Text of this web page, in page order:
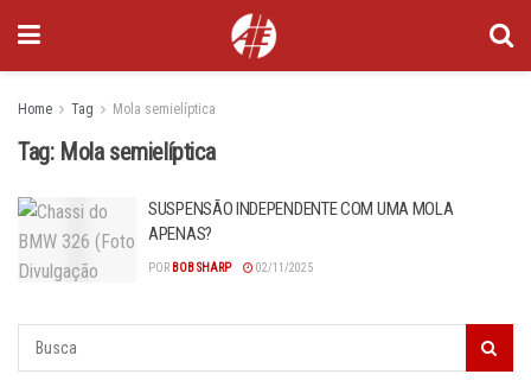
Home Tag Mola semielíptica
Tag: Mola semielíptica
SUSPENSÃO INDEPENDENTE COM UMA MOLA
APENAS?
POR BOB SHARP 02/11/2025